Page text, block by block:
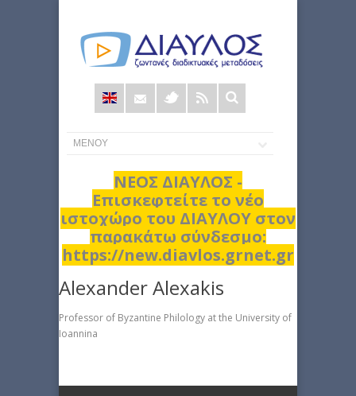
Φόρμα
αναζήτησης
ΝΕΟΣ ΔΙΑΥΛΟΣ -
Επισκεφτείτε το νέο
ιστοχώρο του ΔΙΑΥΛΟΥ στον
παρακάτω σύνδεσμο:
https://new.diavlos.grnet.gr
Alexander Alexakis
Professor of Byzantine Philology at the University of
Ioannina